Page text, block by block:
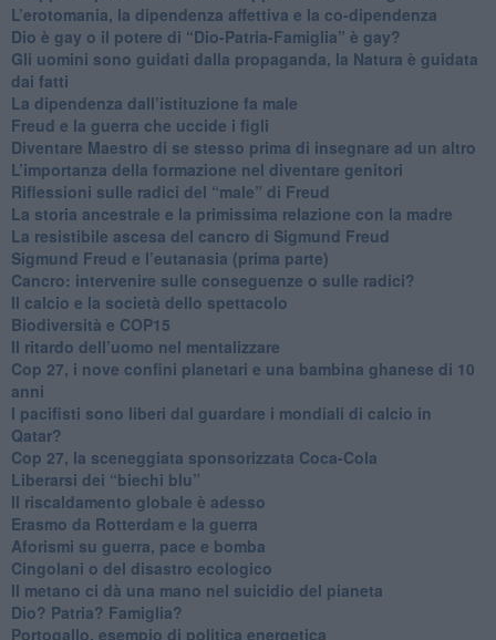
L’erotomania, la dipendenza affettiva e la co-dipendenza
​Dio è gay o il potere di “Dio-Patria-Famiglia” è gay?
​Gli uomini sono guidati dalla propaganda, la Natura è guidata
dai fatti
La dipendenza dall’istituzione fa male
​Freud e la guerra che uccide i figli
​Diventare Maestro di se stesso prima di insegnare ad un altro
L’importanza della formazione nel diventare genitori
Riflessioni sulle radici del “male” di Freud
​La storia ancestrale e la primissima relazione con la madre
​La resistibile ascesa del cancro di Sigmund Freud
Sigmund Freud e l’eutanasia (prima parte)
Cancro: intervenire sulle conseguenze o sulle radici?
​Il calcio e la società dello spettacolo
Biodiversità e COP15
​Il ritardo dell’uomo nel mentalizzare
​Cop 27, i nove confini planetari e una bambina ghanese di 10
anni
​I pacifisti sono liberi dal guardare i mondiali di calcio in
Qatar?
​Cop 27, la sceneggiata sponsorizzata Coca-Cola
​Liberarsi dei “biechi blu”
Il riscaldamento globale è adesso
​Erasmo da Rotterdam e la guerra
​Aforismi su guerra, pace e bomba
Cingolani o del disastro ecologico
​Il metano ci dà una mano nel suicidio del pianeta
​Dio? Patria? Famiglia?
Portogallo, esempio di politica energetica